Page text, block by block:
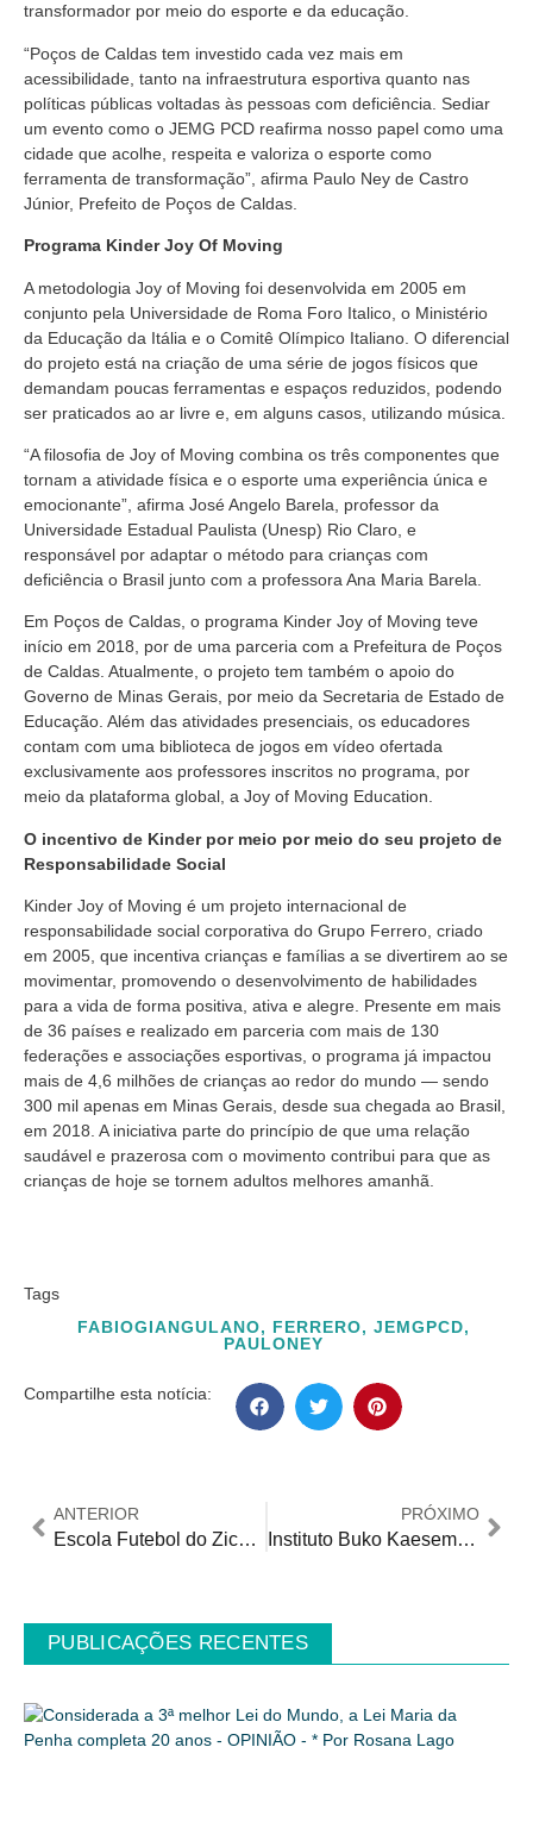
transformador por meio do esporte e da educação.
“Poços de Caldas tem investido cada vez mais em
acessibilidade, tanto na infraestrutura esportiva quanto nas
políticas públicas voltadas às pessoas com deficiência. Sediar
um evento como o JEMG PCD reafirma nosso papel como uma
cidade que acolhe, respeita e valoriza o esporte como
ferramenta de transformação”, afirma Paulo Ney de Castro
Júnior, Prefeito de Poços de Caldas.
Programa Kinder Joy Of Moving
A metodologia Joy of Moving foi desenvolvida em 2005 em
conjunto pela Universidade de Roma Foro Italico, o Ministério
da Educação da Itália e o Comitê Olímpico Italiano. O diferencial
do projeto está na criação de uma série de jogos físicos que
demandam poucas ferramentas e espaços reduzidos, podendo
ser praticados ao ar livre e, em alguns casos, utilizando música.
“A filosofia de Joy of Moving combina os três componentes que
tornam a atividade física e o esporte uma experiência única e
emocionante”, afirma José Angelo Barela, professor da
Universidade Estadual Paulista (Unesp) Rio Claro, e
responsável por adaptar o método para crianças com
deficiência o Brasil junto com a professora Ana Maria Barela.
Em Poços de Caldas, o programa Kinder Joy of Moving teve
início em 2018, por de uma parceria com a Prefeitura de Poços
de Caldas. Atualmente, o projeto tem também o apoio do
Governo de Minas Gerais, por meio da Secretaria de Estado de
Educação. Além das atividades presenciais, os educadores
contam com uma biblioteca de jogos em vídeo ofertada
exclusivamente aos professores inscritos no programa, por
meio da plataforma global, a Joy of Moving Education.
O incentivo de Kinder por meio por meio do seu projeto de
Responsabilidade Social
Kinder Joy of Moving é um projeto internacional de
responsabilidade social corporativa do Grupo Ferrero, criado
em 2005, que incentiva crianças e famílias a se divertirem ao se
movimentar, promovendo o desenvolvimento de habilidades
para a vida de forma positiva, ativa e alegre. Presente em mais
de 36 países e realizado em parceria com mais de 130
federações e associações esportivas, o programa já impactou
mais de 4,6 milhões de crianças ao redor do mundo — sendo
300 mil apenas em Minas Gerais, desde sua chegada ao Brasil,
em 2018. A iniciativa parte do princípio de que uma relação
saudável e prazerosa com o movimento contribui para que as
crianças de hoje se tornem adultos melhores amanhã.
Tags
FABIOGIANGULANO, FERRERO, JEMGPCD,
PAULONEY
Compartilhe esta notícia:
ANTERIOR
Escola Futebol do Zico recebe crianças autistas em evento inclusivo
PRÓXIMO
Instituto Buko Kaesemodel divulga Carta Aberta em defesa das APAEs e da Inclusão Responsável
PUBLICAÇÕES RECENTES